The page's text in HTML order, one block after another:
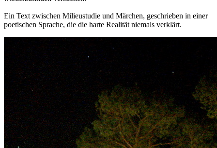
Ein Text zwischen Milieustudie und Märchen, geschrieben in einer
poetischen Sprache, die die harte Realität niemals verklärt.